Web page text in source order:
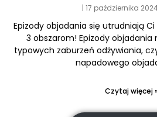
17 października
Epizody objadania się utrudniają
3 obszarom! Epizody
typowych zaburzeń odżywiania,
napadowego
Czytaj więcej